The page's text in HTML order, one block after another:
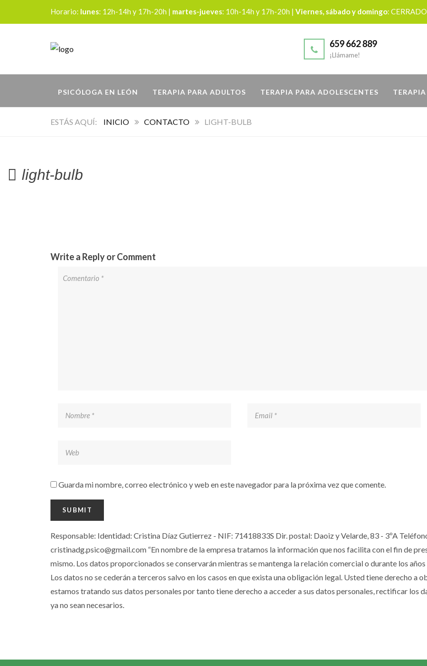
Horario: lunes: 12h-14h y 17h-20h | martes-jueves: 10h-14h y 17h-20h | Viernes, sábado y domingo: CERRADO
659 662 889
¡Llámame!
PSICÓLOGA EN LEÓN TERAPIA PARA ADULTOS TERAPIA PARA ADOLESCENTES
INICIO CONTACTO LIGHT-BULB
light-bulb
Write a Reply or Comment
Guarda mi nombre, correo electrónico y web en este navegador para la próxima vez que comente.
Responsable: Identidad: Cristina Díaz Gutierrez - NIF: 71418833S Dir. postal: Daoiz y Velarde, 83 - 3ºA
cristinadg.psico@gmail.com “En nombre de la empresa tratamos la información que nos facilita con el fin de
mismo. Los datos proporcionados se conservarán mientras se mantenga la relación comercial o durante los
Los datos no se cederán a terceros salvo en los casos en que exista una obligación legal. Usted tiene derecho
estamos tratando sus datos personales por tanto tiene derecho a acceder a sus datos personales, rectificar los
ya no sean necesarios.